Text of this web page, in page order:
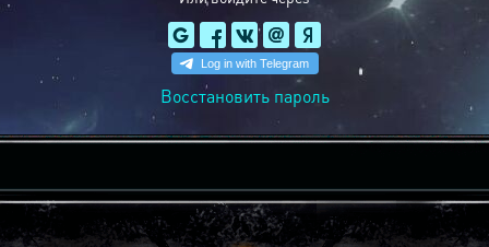
Восстановить пароль